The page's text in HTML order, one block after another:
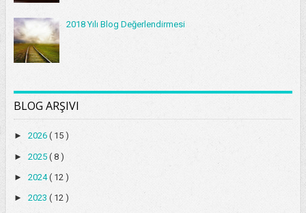
2018 Yılı Blog Değerlendirmesi
BLOG ARŞIVI
► 2026 ( 15 )
► 2025 ( 8 )
► 2024( 12 )
► 2023 ( 12 )